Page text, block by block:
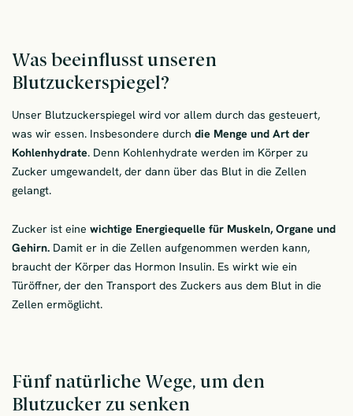
Was beeinflusst unseren
Blutzuckerspiegel?
Unser Blutzuckerspiegel wird vor allem durch das gesteuert,
was wir essen. Insbesondere durch die Menge und Art der
Kohlenhydrate. Denn Kohlenhydrate werden im Körper zu
Zucker umgewandelt, der dann über das Blut in die Zellen
gelangt.
Zucker ist eine wichtige Energiequelle für Muskeln, Organe und
Gehirn. Damit er in die Zellen aufgenommen werden kann,
braucht der Körper das Hormon Insulin. Es wirkt wie ein
Türöffner, der den Transport des Zuckers aus dem Blut in die
Zellen ermöglicht.
Fünf natürliche Wege, um den
Blutzucker zu senken